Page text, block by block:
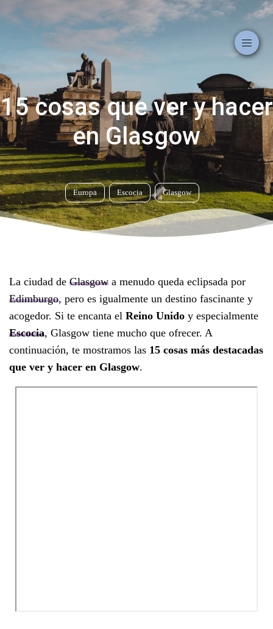
Europa Escocia Glasgow
15 cosas que ver y hacer
en Glasgow
La ciudad de Glasgow a menudo queda eclipsada por
Edimburgo, pero es igualmente un destino fascinante y
acogedor. Si te encanta el Reino Unido y especialmente
Escocia, Glasgow tiene mucho que ofrecer. A
continuación, te mostramos las 15 cosas más destacadas
que ver y hacer en Glasgow.